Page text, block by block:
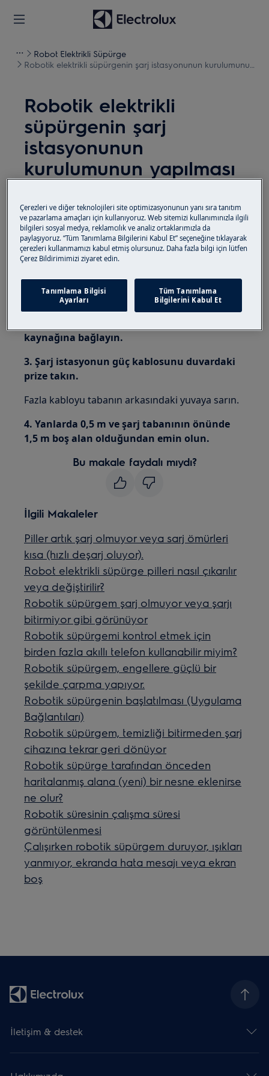
Robot Elektrikli Süpürge
Robotik elektrikli süpürgenin şarj istasyonunun kurulumunun
Robotik elektrikli
süpürgenin şarj
istasyonunun
kurulumunun yapılması
Robotik elektrikli süpürgenin şarj istasyonunu
kurmak için lütfen aşağıdaki talimatları izleyin.
1. Şarj istasyonunu arka tarafı duvara
bakacak şekilde zemine yerleştirin.
kaynağına bağlayın.
3. Şarj istasyonun güç kablosunu duvardaki
prize takın.
Fazla kabloyu tabanın arkasındaki yuvaya sarın.
4. Yanlarda 0,5 m ve şarj tabanının önünde
1,5 m boş alan olduğundan emin olun.
Bu makale faydalı mıydı?
İlgili Makaleler
Piller artık şarj olmuyor veya sarj ömürleri
kısa (hızlı deşarj oluyor).
Robot elektrikli süpürge pilleri nasıl çıkarılır
veya değiştirilir?
Robotik süpürgem şarj olmuyor veya şarjı
bitirmiyor gibi görünüyor
Robotik süpürgemi kontrol etmek için
birden fazla akıllı telefon kullanabilir miyim?
Robotik süpürgem, engellere güçlü bir
şekilde çarpma yapıyor.
Robotik süpürgenin başlatılması (Uygulama
Bağlantıları)
Robotik süpürgem, temizliği bitirmeden şarj
cihazına tekrar geri dönüyor
Robotik süpürge tarafından önceden
haritalanmış alana (yeni) bir nesne eklenirse
ne olur?
Robotik süresinin çalışma süresi
görüntülenmesi
Çalışırken robotik süpürgem duruyor, ışıkları
yanmıyor, ekranda hata mesajı veya ekran
boş
İletişim & destek
Çerezleri ve diğer teknolojileri site optimizasyonunun yanı sıra tanıtım
ve pazarlama amaçları için kullanıyoruz. Web sitemizi kullanımınızla ilgili
bilgileri sosyal medya, reklamcılık ve analiz ortaklarımızla da
paylaşıyoruz. “Tüm Tanımlama Bilgilerini Kabul Et” seçeneğine tıklayarak
çerezleri kullanmamızı kabul etmiş olursunuz. Daha fazla bilgi için lütfen
Çerez Bildirimimizi ziyaret edin.
Tanımlama Bilgisi
Ayarları
Tüm Tanımlama
Bilgilerini Kabul Et